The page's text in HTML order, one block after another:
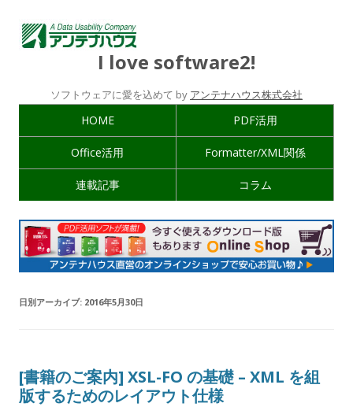
I love software2!
ソフトウェアに愛を込めて by アンテナハウス株式会社
HOME PDF活用
Office活用 Formatter/XML関係
連載記事 コラム
日別アーカイブ: 2016年5月30日
[書籍のご案内] XSL-FO の基礎 – XML を組
版するためのレイアウト仕様